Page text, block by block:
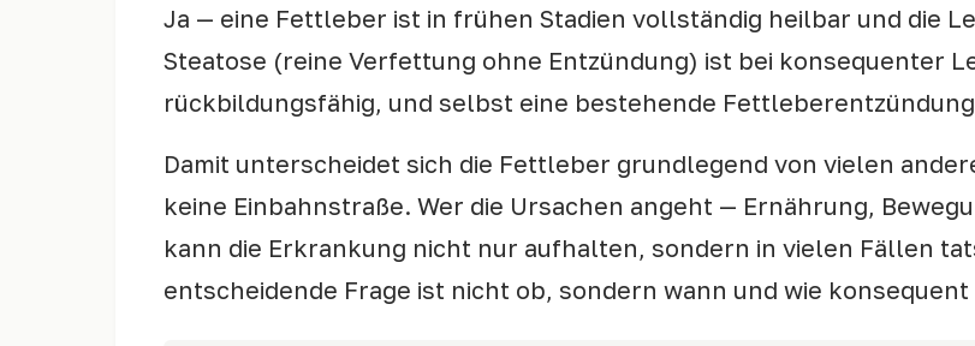
Ja — eine Fettleber ist in frühen Stadien vollständig heilbar und die
Steatose (reine Verfettung ohne Entzündung) ist bei konsequenter
rückbildungsfähig, und selbst eine bestehende
Damit unterscheidet sich die Fettleber grundlegend von vielen
keine Einbahnstraße. Wer die Ursachen angeht — Ernährung,
kann die Erkrankung nicht nur aufhalten, sondern in vielen Fällen
entscheidende Frage ist nicht ob, sondern wann und wie